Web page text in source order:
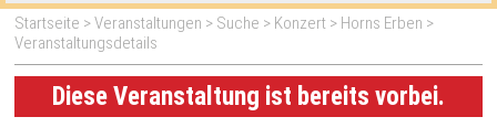
Startseite >Veranstaltungen > Suche > Konzert > Horns Erben >
Veranstaltungsdetails
Diese Veranstaltung ist bereits vorbei.